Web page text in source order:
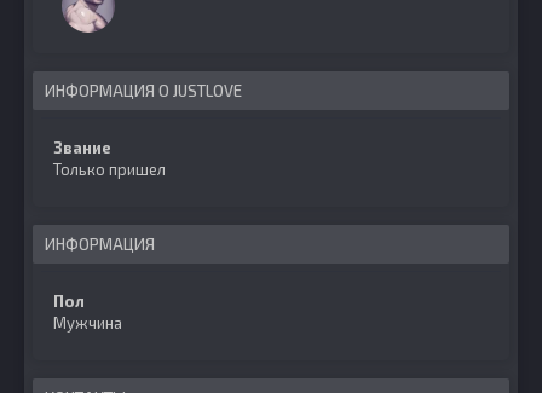
ИНФОРМАЦИЯ О JUSTLOVE
Звание
Только пришел
ИНФОРМАЦИЯ
Пол
Мужчина